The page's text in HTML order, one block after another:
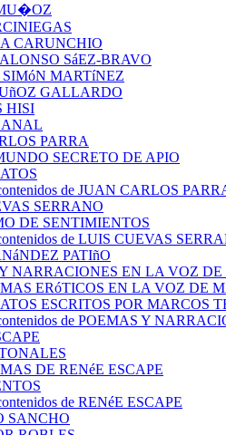
CARUNCHIO
SáEZ-BRAVO
MARTíNEZ
GALLARDO
HISI
PARRA
SECRETO DE APIO
de JUAN CARLOS
SERRANO
DE SENTIMIENTOS
de LUIS CUEVAS
PATIñO
NARRACIONES EN LA VOZ DE
ERóTICOS EN LA VOZ DE
ESCRITOS POR MARCOS
de POEMAS Y
DE RENéE ESCAPE
de RENéE ESCAPE
SANCHO